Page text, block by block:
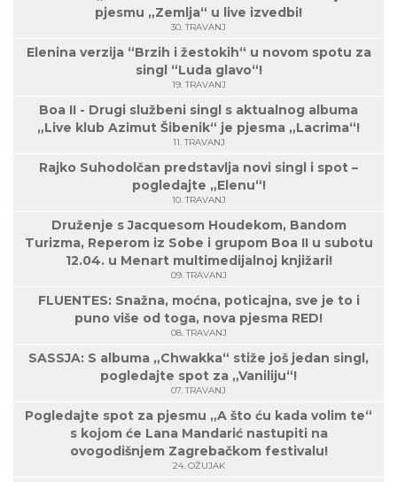
pjesmu „Zemlja“ u live izvedbi!
30. TRAVANJ
Elenina verzija “Brzih i žestokih“ u novom spotu za
singl “Luda glavo“!
19. TRAVANJ
Boa II - Drugi službeni singl s aktualnog albuma
„Live klub Azimut Šibenik“ je pjesma „Lacrima“!
11. TRAVANJ
Rajko Suhodolčan predstavlja novi singl i spot –
pogledajte „Elenu“!
10. TRAVANJ
Druženje s Jacquesom Houdekom, Bandom
Turizma, Reperom iz Sobe i grupom Boa II u subotu
12.04. u Menart multimedijalnoj knjižari!
09. TRAVANJ
FLUENTES: Snažna, moćna, poticajna, sve je to i
puno više od toga, nova pjesma RED!
08. TRAVANJ
SASSJA: S albuma „Chwakka“ stiže još jedan singl,
pogledajte spot za „Vaniliju“!
07. TRAVANJ
Pogledajte spot za pjesmu „A što ću kada volim te“
s kojom će Lana Mandarić nastupiti na
ovogodišnjem Zagrebačkom festivalu!
24. OŽUJAK